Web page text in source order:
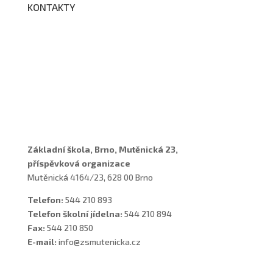
KONTAKTY
Základní škola, Brno, Mutěnická 23,
příspěvková organizace
Mutěnická 4164/23, 628 00 Brno
Telefon: 544 210 893
Telefon školní jídelna: 544 210 894
Fax: 544 210 850
E-mail: info@zsmutenicka.cz